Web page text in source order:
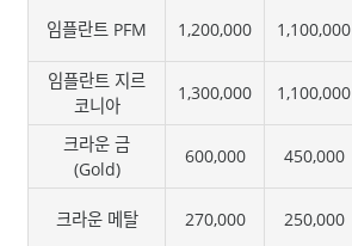
임플란트 PFM 1,200,000 1,100,000
임플란트 지르
코니아
1,300,000 1,100,000
크라운 금
(Gold)
600,000 450,000
크라운 메탈 270,000 250,000